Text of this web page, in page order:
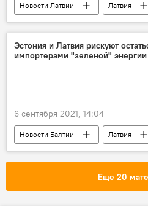
Новости Латвии Латвия
сильный лесной пожар
Эстония и Латвия рискуют
импортерами "зеленой" энергии
6 сентября 2021, 14:04
Новости Балтии Латвия
Керсти Кальюлайд
Эгилс
Еще 20